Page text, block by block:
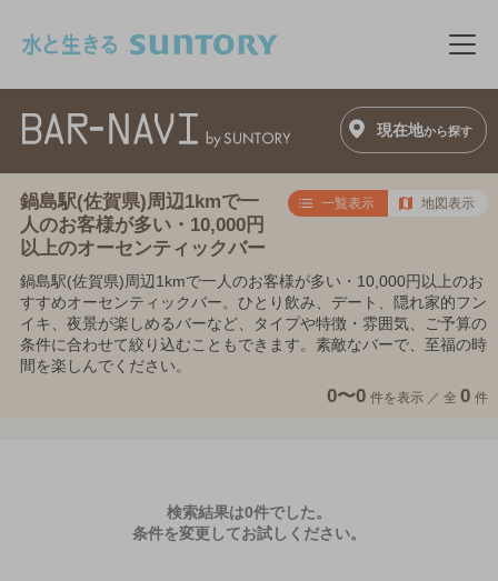
メ
現在地から探す
鍋島駅(佐賀県)周辺1kmで一
人のお客様が多い・10,000円
以上のオーセンティックバー
一覧表示 地図表示
鍋島駅(佐賀県)周辺1kmで一人のお客様が多い・10,000円以上のお
すすめオーセンティックバー。ひとり飲み、デート、隠れ家的フン
イキ、夜景が楽しめるバーなど、タイプや特徴・雰囲気、ご予算の
条件に合わせて絞り込むこともできます。素敵なバーで、至福の時
間を楽しんでください。
0〜0 件を表示 ／ 全 0 件
検索結果は0件でした。
条件を変更してお試しください。